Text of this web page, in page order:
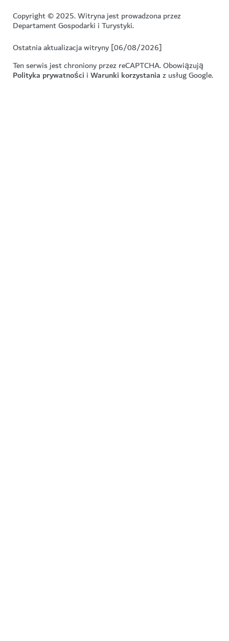
Copyright © 2025. Witryna jest prowadzona przez
Departament Gospodarki i Turystyki.
Ostatnia aktualizacja witryny [06/08/2026]
Ten serwis jest chroniony przez reCAPTCHA. Obowiązują
Polityka prywatności iWarunki korzystaniaz usług Google.